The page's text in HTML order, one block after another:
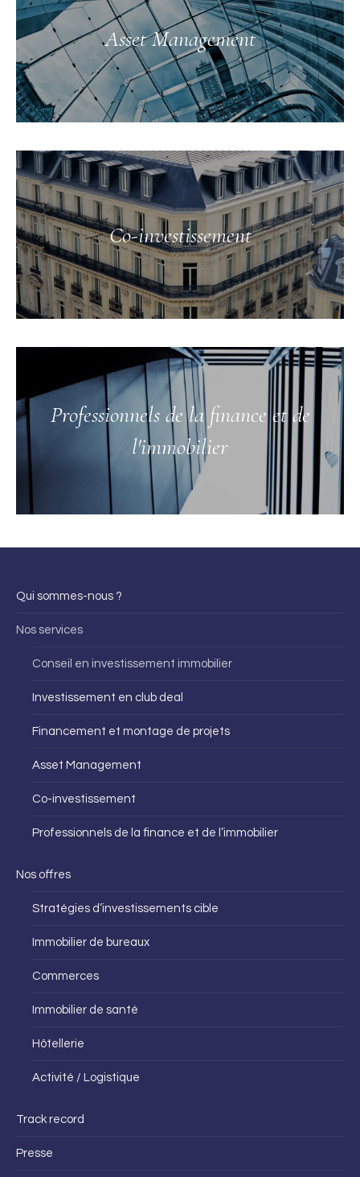
Asset Management
Co-investissement
Professionnels de la finance et de
l'immobilier
Qui sommes-nous ?
Nos services
Conseil en investissement immobilier
Investissement en club deal
Financement et montage de projets
Asset Management
Co-investissement
Professionnels de la finance et de l’immobilier
Nos offres
Stratégies d’investissements cible
Immobilier de bureaux
Commerces
Immobilier de santé
Hôtellerie
Activité / Logistique
Track record
Presse